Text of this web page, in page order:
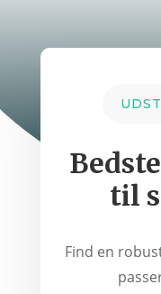
til
Find en